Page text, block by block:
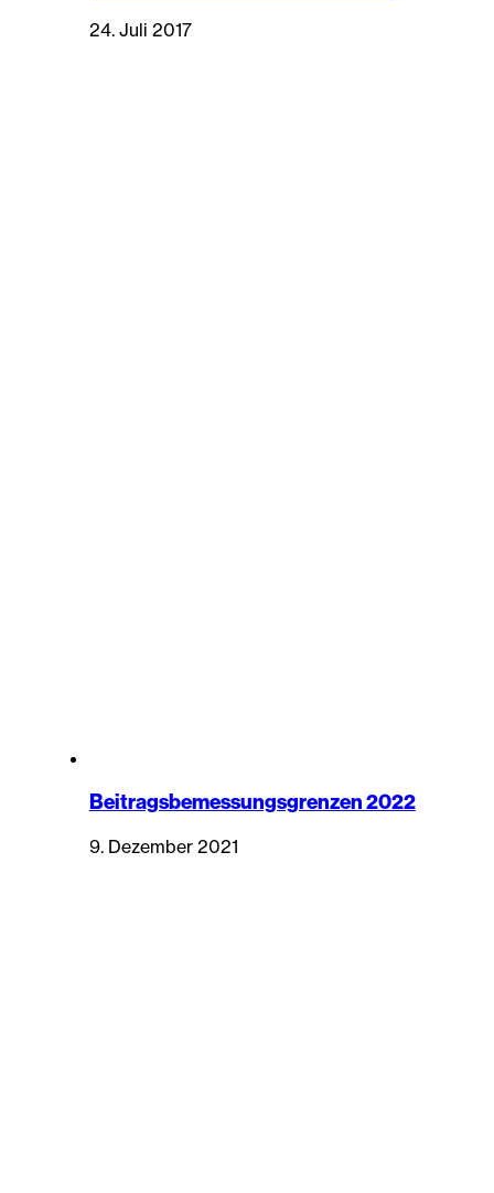
24. Juli 2017
Beitragsbemessungsgrenzen 2022
9. Dezember 2021